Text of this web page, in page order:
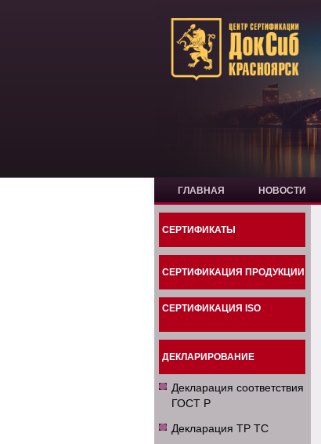
ГЛАВНАЯ НОВОСТИ
СЕРТИФИКАТЫ
СЕРТИФИКАЦИЯ ПРОДУКЦИИ
СЕРТИФИКАЦИЯ ISO
ДЕКЛАРИРОВАНИЕ
Декларация соответствия
ГОСТ Р
Декларация ТР ТС